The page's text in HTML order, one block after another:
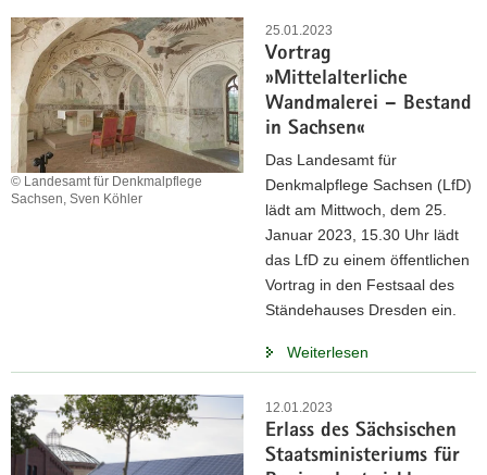
25.01.2023
Vortrag
»Mittelalterliche
Wandmalerei – Bestand
in Sachsen«
© Landesamt für Denkmalpflege
Sachsen, Sven Köhler
Das Landesamt für
Denkmalpflege Sachsen (LfD)
lädt am Mittwoch, dem 25.
Januar 2023, 15.30 Uhr lädt
das LfD zu einem öffentlichen
Vortrag in den Festsaal des
Ständehauses Dresden ein.
Weiterlesen
12.01.2023
Erlass des Sächsischen
Staatsministeriums für